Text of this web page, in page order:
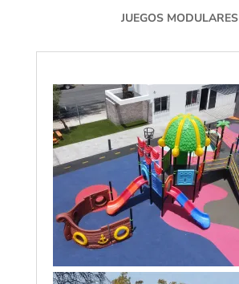
JUEGOS MODULARES